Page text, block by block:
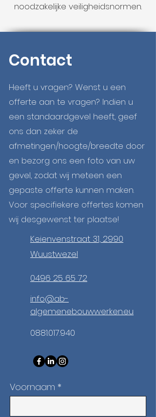
noodzakelijke veiligheidsnormen.
Contact
Heeft u vragen? Wenst u een
offerte aan te vragen? Indien u
een standaardgevel heeft, geef
ons dan zeker de
afmetingen/hoogte/breedte door
en bezorg ons een foto van uw
gevel, zodat wij meteen een
gepaste offerte kunnen maken.
Voor specifiekere offertes komen
wij desgewenst ter plaatse!
Keienvenstraat 31, 2990
Wuustwezel
0496 25 65 72
info@ab-
algemenebouwwerken.eu
0881.017.940
Voornaam